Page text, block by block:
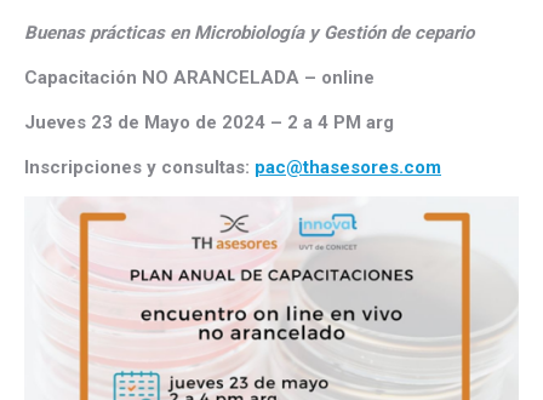
Buenas prácticas en Microbiología y Gestión de cepario
Capacitación NO ARANCELADA – online
Jueves 23 de Mayo de 2024 – 2 a 4 PM arg
Inscripciones y consultas: pac@thasesores.com